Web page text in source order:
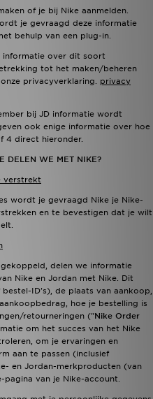
of je bij Nike aanmelden.
je gevraagd deze informatie
behulp van een plug-in.
informatie over dit soort
tot het maken/beheren
privacyverklaring. privacy
bij JD informatie wordt
ook enige informatie over hoe
4 direct hieronder.
DELEN WE MET NIKE?
verstrekt
wordt je gevraagd Nike je Nike-
en te bevestigen dat je wilt
delen we informatie
Nike en Jordan met Nike. Dit
ID's), de plaats van aankoop,
hoe je bestelling is
retourneringen ("Nike Order
om het succes van het Nike
om je ervaringen en
aan te passen (inclusief
en Jordan-merkproducten (van
van je Nike-account.